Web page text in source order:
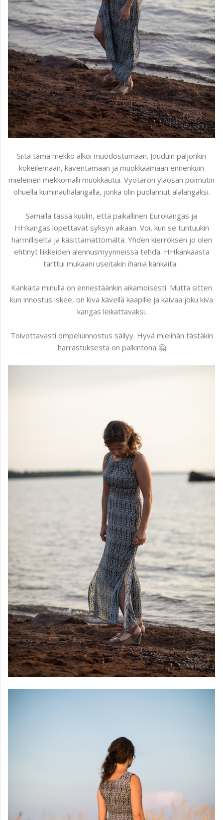
Siitä tämä mekko alkoi muodostumaan. Jouduin paljonkin
kokeilemaan, kaventamaan ja muokkaamaan ennenkuin
mieleinen mekkomalli muokkautui. Vyötärön yläosan poimutin
ohuella kuminauhalangalla, jonka olin puolannut alalangaksi.
Samalla tässä kuulin, että paikallinen Eurokangas ja
HHkangas lopettavat syksyn aikaan. Voi, kun se tuntuukin
harmilliselta ja käsittämättömältä. Yhden kierroksen jo olen
ehtinyt liikkeiden alennusmyynneissä tehdä. HHkankaasta
tarttui mukaani useitakin ihania kankaita.
Kankaita minulla on ennestäänkin aikamoisesti. Mutta sitten
kun innostus iskee, on kiva kävellä kaapille ja kaivaa joku kiva
kangas leikattavaksi.
Toivottavasti ompeluinnostus säilyy. Hyvä mielihän tästäkin
harrastuksesta on palkintona 🤗